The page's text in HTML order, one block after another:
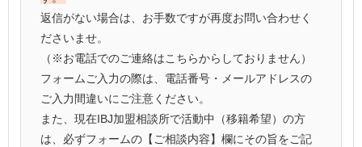
返信がない場合は、お手数ですが再度お問い合わせく
ださいませ。
（※お電話でのご連絡はこちらからしておりません）
フォームご入力の際は、電話番号・メールアドレスの
ご入力間違いにご注意ください。
また、現在IBJ加盟相談所で活動中（移籍希望）の方
は、必ずフォームの【ご相談内容】欄にその旨をご記